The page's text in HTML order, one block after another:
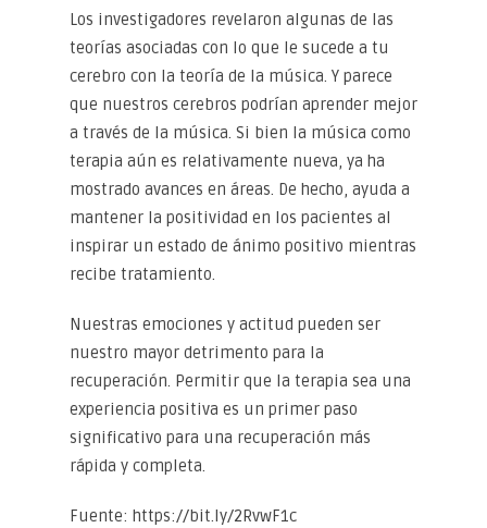
Los investigadores revelaron algunas de las
teorías asociadas con lo que le sucede a tu
cerebro con la teoría de la música. Y parece
que nuestros cerebros podrían aprender mejor
a través de la música. Si bien la música como
terapia aún es relativamente nueva, ya ha
mostrado avances en áreas. De hecho, ayuda a
mantener la positividad en los pacientes al
inspirar un estado de ánimo positivo mientras
recibe tratamiento.
Nuestras emociones y actitud pueden ser
nuestro mayor detrimento para la
recuperación. Permitir que la terapia sea una
experiencia positiva es un primer paso
significativo para una recuperación más
rápida y completa.
Fuente: https://bit.ly/2RvwF1c